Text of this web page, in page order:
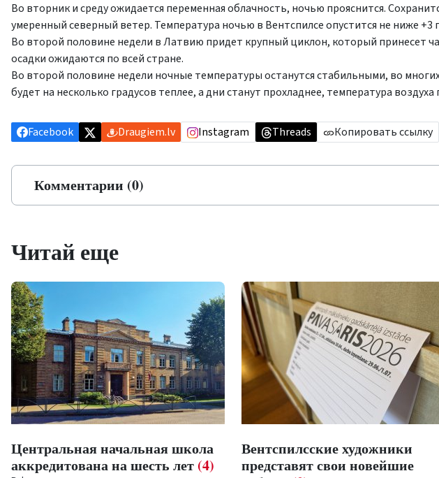
Во вторник и среду ожидается переменная облачность, ночью прояснится.
умеренный северный ветер. Температура ночью в Вентспилсе опустится не ниже +3
Во второй половине недели в Латвию придет крупный циклон, который принесет
осадки ожидаются по всей стране.
Во второй половине недели ночные температуры останутся стабильными, во
будет на несколько градусов теплее, а дни станут прохладнее, температура
Facebook Draugiem.lv Instagram Threads Копировать ссылку
Комментарии (0)
Читай еще
Центральная начальная школа
аккредитована на шесть лет (4)
Вентспилсские художники
представят свои новейшие